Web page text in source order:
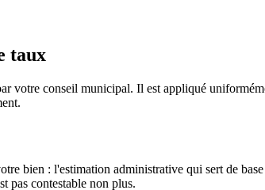
taux
votre conseil municipal. Il est appliqué
bien : l'estimation administrative qui sert de
pas contestable non plus.